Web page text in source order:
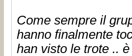
Come sempre il
hanno finalmente
han visto le trote ..